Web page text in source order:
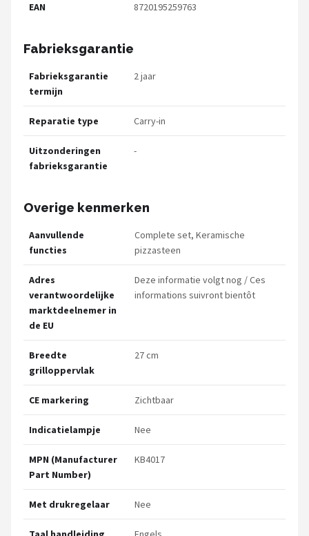
EAN 8720195259763
Fabrieksgarantie
Fabrieksgarantie
termijn
2 jaar
Reparatie type Carry-in
Uitzonderingen
fabrieksgarantie
-
Overige kenmerken
Aanvullende
functies
Complete set, Keramische
pizzasteen
Adres
verantwoordelijke
marktdeelnemer in
de EU
Deze informatie volgt nog / Ces
informations suivront bientôt
Breedte
grilloppervlak
27 cm
CE markering Zichtbaar
Indicatielampje Nee
MPN (Manufacturer
Part Number)
KB4017
Met drukregelaar Nee